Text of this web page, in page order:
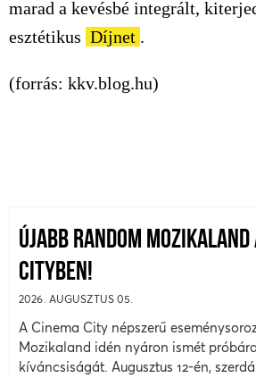
marad a kevésbé integrált,
esztétikus Díjnet .
(forrás: kkv.blog.hu)
ÚJABB RANDOM
CITYBEN!
2026. AUGUSZTUS 05.
A Cinema City népszerű
Mozikaland idén nyáron ismét
kíváncsiságát. Augusztus 12-én,